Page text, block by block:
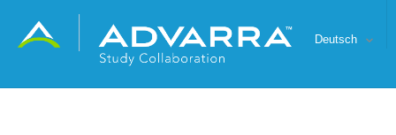
Deutsch